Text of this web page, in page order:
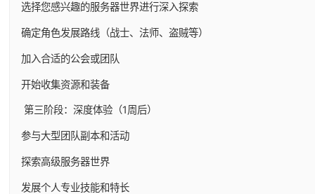
选择您感兴趣的服务器世界进行深入探索
确定角色发展路线（战士、法师、盗贼等）
加入合适的公会或团队
开始收集资源和装备
第三阶段：深度体验（1周后）
参与大型团队副本和活动
探索高级服务器世界
发展个人专业技能和特长